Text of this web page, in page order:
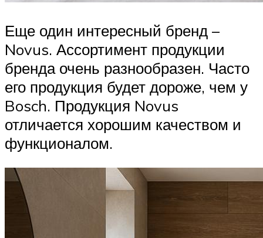
Еще один интересный бренд –
Novus. Ассортимент продукции
бренда очень разнообразен. Часто
его продукция будет дороже, чем у
Bosch. Продукция Novus
отличается хорошим качеством и
функционалом.